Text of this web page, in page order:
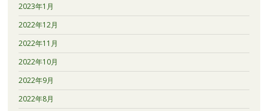
2023年1月
2022年12月
2022年11月
2022年10月
2022年9月
2022年8月